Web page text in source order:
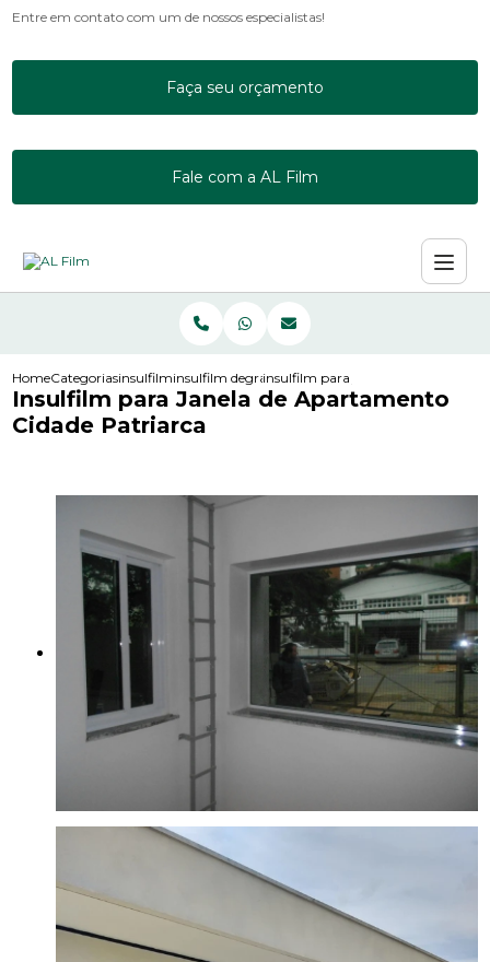
Entre em contato com um de nossos especialistas!
Faça seu orçamento
Fale com a AL Film
HomeCategoriasinsulfilminsulfilm degradeinsulfilm para janela de
Insulfilm para Janela de Apartamento
Cidade Patriarca